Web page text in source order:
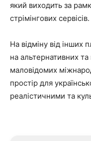
який виходить за
стрімінгових сервісів.
На відміну від
на альтернативних
маловідомих
простір для
реалістичними та